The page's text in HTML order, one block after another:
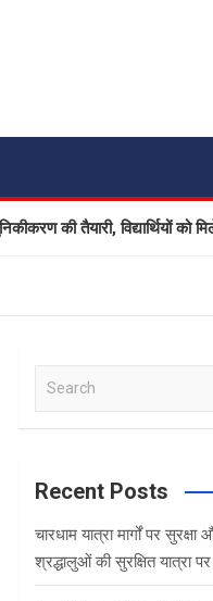
विद्यार्थियों को मिलेगी
a
c
Recent Posts
चारधाम यात्रा मार्गों पर
श्रद्धालुओं की सुरक्षित यात्रा